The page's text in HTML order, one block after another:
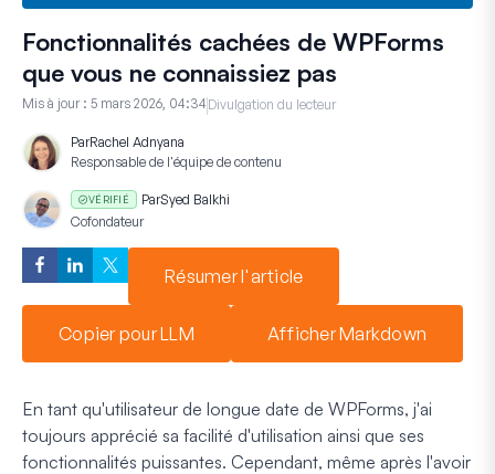
Fonctionnalités cachées de WPForms
que vous ne connaissiez pas
Mis à jour : 5 mars 2026, 04:34 Divulgation du lecteur
ParRachel Adnyana
Responsable de l'équipe de contenu
VÉRIFIÉ ParSyed Balkhi
Cofondateur
Résumer l'article
Copier pour LLM Afficher Markdown
En tant qu'utilisateur de longue date de WPForms, j'ai
toujours apprécié sa facilité d'utilisation ainsi que ses
fonctionnalités puissantes. Cependant, même après l'avoir